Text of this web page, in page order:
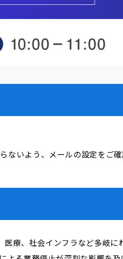
いよう、メールの設定をご確
療、社会インフラなど多岐